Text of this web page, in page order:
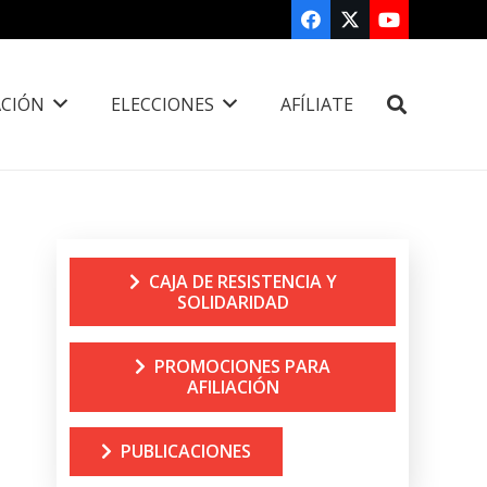
ELECCIONES AFÍLIATE
CAJA DE RESISTENCIA Y
SOLIDARIDAD
PROMOCIONES PARA
AFILIACIÓN
PUBLICACIONES